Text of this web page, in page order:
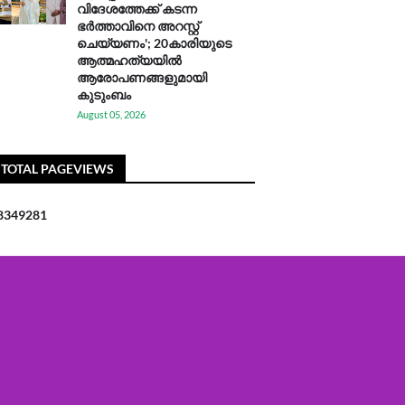
വിദേശത്തേക്ക് കടന്ന
ഭർത്താവിനെ അറസ്റ്റ്
ചെയ്യണം'; 20കാരിയുടെ
ആത്മഹത്യയിൽ
ആരോപണങ്ങളുമായി
കുടുംബം
August 05, 2026
TOTAL PAGEVIEWS
349281